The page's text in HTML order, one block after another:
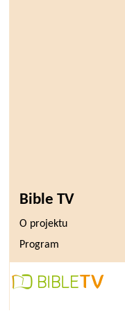
Bible TV
O projektu
Program